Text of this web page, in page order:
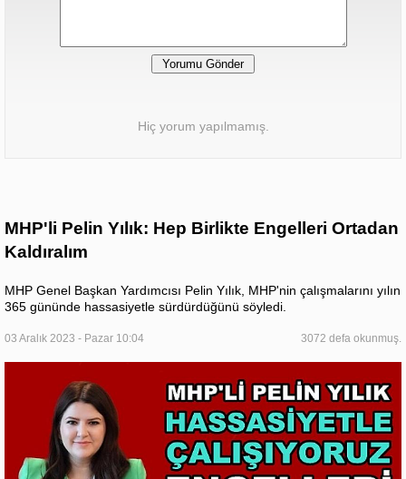
Hiç yorum yapılmamış.
MHP'li Pelin Yılık: Hep Birlikte Engelleri Ortadan
Kaldıralım
MHP Genel Başkan Yardımcısı Pelin Yılık, MHP'nin çalışmalarını yılın
365 gününde hassasiyetle sürdürdüğünü söyledi.
03 Aralık 2023 - Pazar 10:04 3072 defa okunmuş.